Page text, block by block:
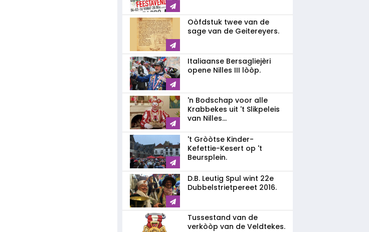
Oòfdstuk twee van de
sage van de Geitereyers.
Italiaanse Bersagliejèri
opene Nilles III lòòp.
'n Bodschap voor alle
Krabbekes uit 't Slikpeleis
van Nilles...
't Gròòtse Kinder-
Kefettie-Kesert op 't
Beursplein.
D.B. Leutig Spul wint 22e
Dubbelstrietpereet 2016.
Tussestand van de
verkòòp van de Veldtekes.